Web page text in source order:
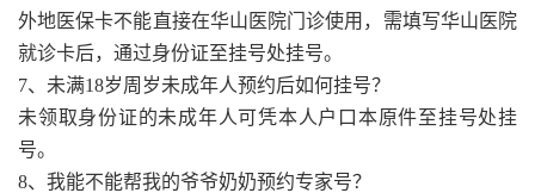
外地医保卡不能直接在华山医院门诊使用，需填写华山医院
就诊卡后，通过身份证至挂号处挂号。
7、未满18岁周岁未成年人预约后如何挂号？
未领取身份证的未成年人可凭本人户口本原件至挂号处挂
号。
8、我能不能帮我的爷爷奶奶预约专家号？